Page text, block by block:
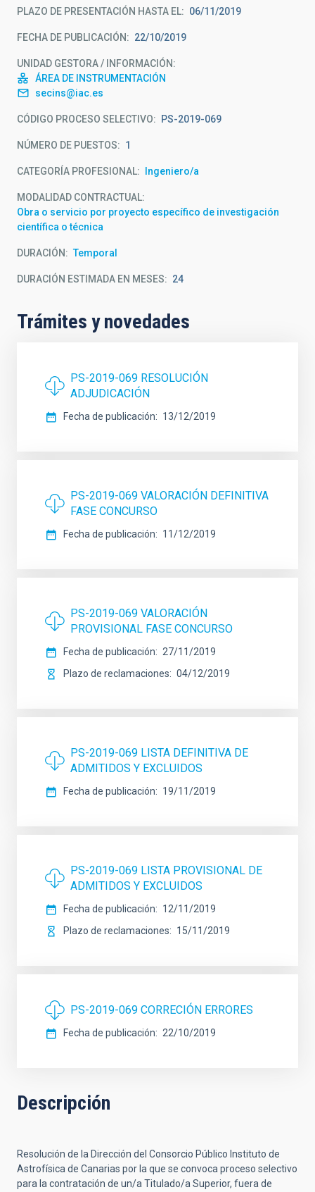
PLAZO DE PRESENTACIÓN HASTA EL 06/11/2019
FECHA DE PUBLICACIÓN 22/10/2019
UNIDAD GESTORA / INFORMACIÓN
ÁREA DE INSTRUMENTACIÓN
secins@iac.es
CÓDIGO PROCESO SELECTIVO PS-2019-069
NÚMERO DE PUESTOS 1
CATEGORÍA PROFESIONAL Ingeniero/a
MODALIDAD CONTRACTUAL
Obra o servicio por proyecto específico de investigación
científica o técnica
DURACIÓN Temporal
DURACIÓN ESTIMADA EN MESES 24
Trámites y novedades
PS-2019-069 RESOLUCIÓN
ADJUDICACIÓN
Fecha de publicación 13/12/2019
PS-2019-069 VALORACIÓN DEFINITIVA
FASE CONCURSO
Fecha de publicación 11/12/2019
PS-2019-069 VALORACIÓN
PROVISIONAL FASE CONCURSO
Fecha de publicación
27/11/2019
Plazo de reclamaciones
04/12/2019
PS-2019-069 LISTA DEFINITIVA DE
ADMITIDOS Y EXCLUIDOS
Fecha de publicación 19/11/2019
PS-2019-069 LISTA PROVISIONAL DE
ADMITIDOS Y EXCLUIDOS
Fecha de publicación
12/11/2019
Plazo de reclamaciones
15/11/2019
PS-2019-069 CORRECIÓN ERRORES
Fecha de publicación 22/10/2019
Descripción
Resolución de la Dirección del Consorcio Público Instituto de
Astrofísica de Canarias por la que se convoca proceso selectivo
para la contratación de un/a Titulado/a Superior, fuera de